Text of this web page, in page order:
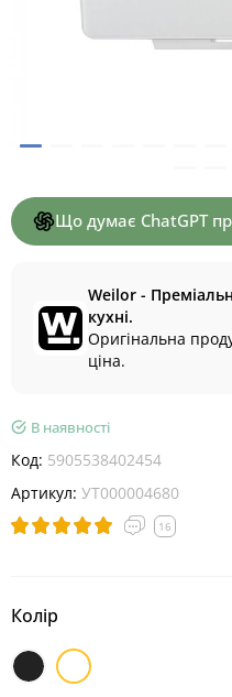
Що думає ChatGPT
Weilor -
кухні.
Оригінальна
ціна.
В наявності
Код: 5905538402454
Артикул: УТ000004680
16
Колір
ЧорнийБілий